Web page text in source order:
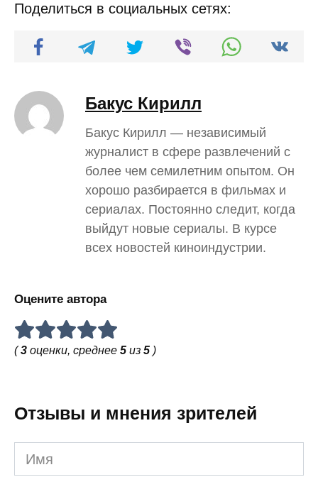
Поделиться в социальных сетях:
Бакус Кирилл
Бакус Кирилл — независимый
журналист в сфере развлечений с
более чем семилетним опытом. Он
хорошо разбирается в фильмах и
сериалах. Постоянно следит, когда
выйдут новые сериалы. В курсе
всех новостей киноиндустрии.
Оцените автора
(3 оценки, среднее 5 из 5 )
Отзывы и мнения зрителей
Имя